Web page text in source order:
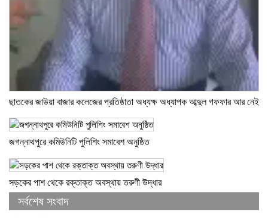
ছাতকের জাউয়া বাজার কলেজের প্রতিষ্ঠাতা অধ্যক্ষ অধ্যাপক আব্দুল গফফার আর নেই
জগন্নাথপুরে কমিউনিটি পুলিশিং সমাবেশ অনুষ্ঠিত
সড়কের পাশ থেকে রক্তাক্ত অবস্থায় তরুণী উদ্ধার
সর্বশেষ সংবাদ